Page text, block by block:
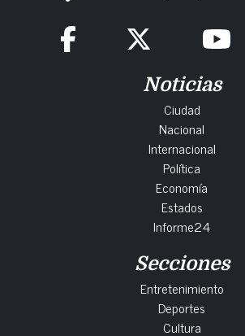
Noticias
Ciudad
Nacional
Internacional
Política
Economía
Estados
Informe24
Secciones
Entretenimiento
Deportes
Cultura